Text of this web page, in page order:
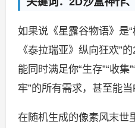
如果说《星露谷物语》是
《泰拉瑞亚》纵向狂欢”
能同时满足你“生存”“收集
牢”的所有需求，甚至能当
在随机生成的像素风末世